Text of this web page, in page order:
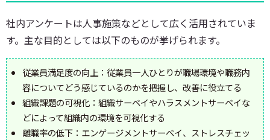
社内アンケートは人事施策などとして広く活用されていま
す。主な目的としては以下のものが挙げられます。
従業員満足度の向上：従業員一人ひとりが職場環境や職務内
容についてどう感じているのかを把握し、改善に役立てる
組織課題の可視化：組織サーベイやハラスメントサーベイな
どによって組織内の環境を可視化する
離職率の低下：エンゲージメントサーベイ、ストレスチェッ